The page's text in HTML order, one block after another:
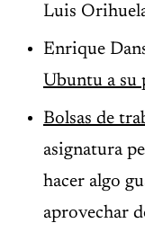
Luis
Enrique
Ubuntu a su
Bolsas de
asignatura
hacer algo
aprovechar